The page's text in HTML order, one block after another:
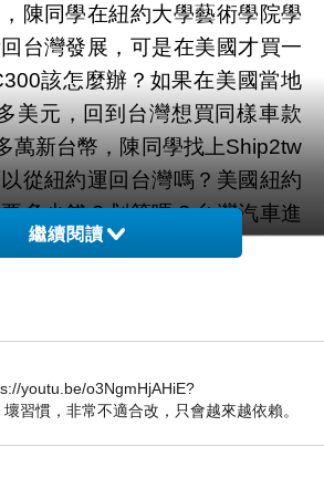
陳同學在紐約大學藝術學院學
台灣發展，可是在美國才買一
該怎麼辦？如果在美國當地
美元，回到台灣想買同樣車款
萬新台幣，陳同學找上Ship2tw
從紐約運回台灣嗎？美國紐約
多少錢？划算嗎？台灣汽車進
美國紐約汽車海運回台灣流程
喔
繼續閱讀
youtu.be/o3NgmHjAHiE?
習慣，非常不適合改，只會越來越依賴。